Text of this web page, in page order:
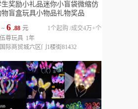
生奖励小礼品迷你小盲袋微缩仿
物盲盒玩具小物品礼物奖品
~ 6 .88 元 成交4万+个
1个起购 /
尊玩具 1年
际商贸城六区门1楼街81432